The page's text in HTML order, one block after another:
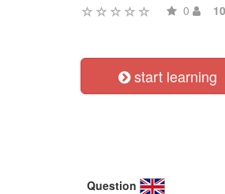
0
start learning
Question